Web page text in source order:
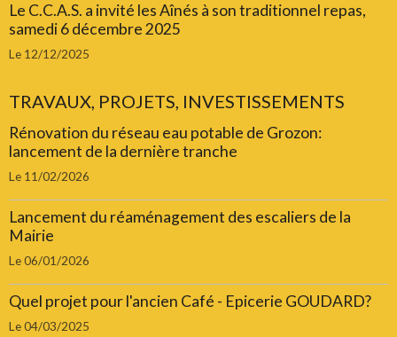
Le C.C.A.S. a invité les Aînés à son traditionnel repas,
samedi 6 décembre 2025
Le 12/12/2025
TRAVAUX, PROJETS, INVESTISSEMENTS
Rénovation du réseau eau potable de Grozon:
lancement de la dernière tranche
Le 11/02/2026
Lancement du réaménagement des escaliers de la
Mairie
Le 06/01/2026
Quel projet pour l'ancien Café - Epicerie GOUDARD?
Le 04/03/2025